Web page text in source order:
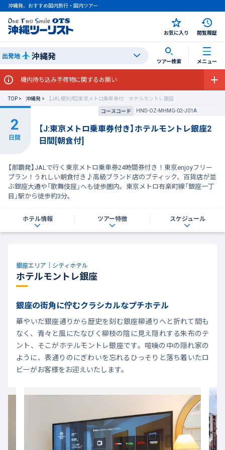
沖縄発、おすすめ国内旅行・国内ツアー
お気に入り 閲覧履歴
出発地 沖縄発 ツアー検索 メニュー
持ち込み手荷物に関するお願い
TOP 沖縄発
【JAL便利用】東京メトロ乗車券付 ホテルモントレ銀座
コースコード
HND-OZ-MHMG-02-J01A
【J:東京メトロ乗車券付き】ホテルモントレ銀座2
日間[朝食付]
【那覇発】JALで行く東京メトロ乗車券24時間券付き！東京enjoyフリー
プラン！うれしい朝食付き♪高級ブランド店のブティック、百貨店が並
ぶ銀座大通や「歌舞伎座」へも徒歩圏内。東京メトロ有楽町線「銀座一丁
目」駅から徒歩約3分。
ホテル情報 ツアー特徴 スケジュール
銀座エリア｜シティホテル
ホテルモントレ銀座
銀座の街角に佇むクラシカルなプチホテル
華やいだ銀座通りから歴史を刻む銀座柳通りへと折れて間も
なく、青々と風にたなびく柳枝の陰に見え隠れする朱布のテ
ント、そこがホテルモントレ銀座です。喧噪の中の隠れ家の
ように、表通りのにぎわいを忘れるひっそりと落ち着いたロ
ビーがお客様をお迎えいたします。